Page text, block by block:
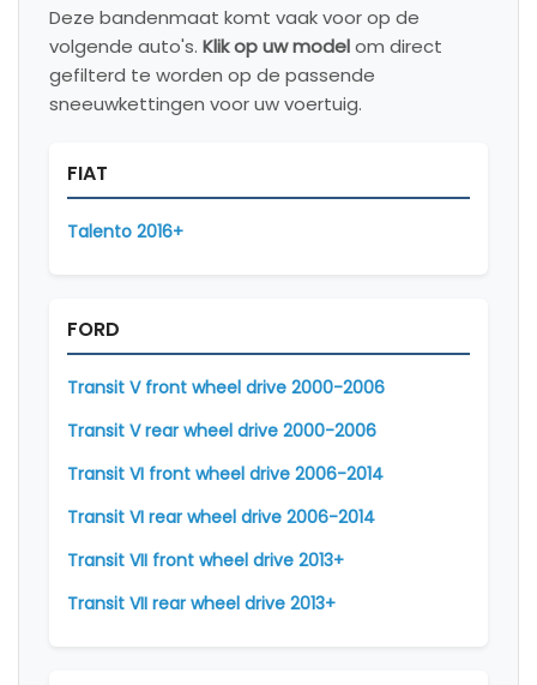
Deze bandenmaat komt vaak voor op de
volgende auto's. Klik op uw modelom direct
gefilterd te worden op de passende
sneeuwkettingen voor uw voertuig.
FIAT
Talento 2016+
FORD
Transit V front wheel drive 2000-2006
Transit V rear wheel drive 2000-2006
Transit VI front wheel drive 2006-2014
Transit VI rear wheel drive 2006-2014
Transit VII front wheel drive 2013+
Transit VII rear wheel drive 2013+